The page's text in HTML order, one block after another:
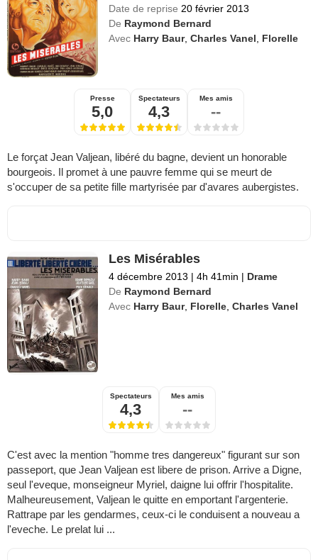
Date de reprise 20 février 2013
De Raymond Bernard
Avec Harry Baur,Charles Vanel Florelle
Presse
5,0
Spectateurs
4,3
Mes amis
--
Le forçat Jean Valjean, libéré du bagne, devient un honorable
bourgeois. Il promet à une pauvre femme qui se meurt de
s'occuper de sa petite fille martyrisée par d'avares aubergistes.
Les Misérables
4 décembre 2013 | 4h 41min | Drame
De Raymond Bernard
Avec Harry Baur, Florelle ,Charles Vanel
Spectateurs
4,3
Mes amis
--
C'est avec la mention "homme tres dangereux" figurant sur son
passeport, que Jean Valjean est libere de prison. Arrive a Digne,
seul l'eveque, monseigneur Myriel, daigne lui offrir l'hospitalite.
Malheureusement, Valjean le quitte en emportant l'argenterie.
Rattrape par les gendarmes, ceux-ci le conduisent a nouveau a
l'eveche. Le prelat lui ...